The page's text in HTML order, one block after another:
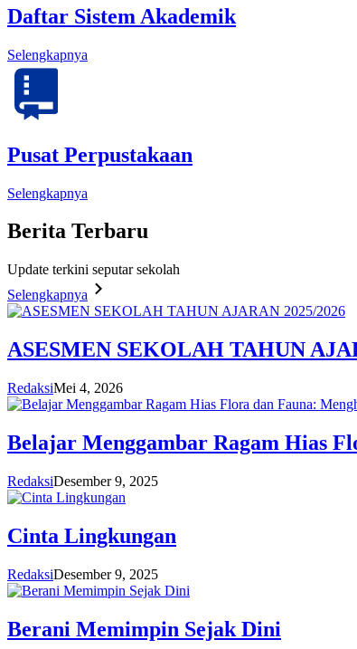
Daftar Sistem Akademik
Selengkapnya
Pusat Perpustakaan
Selengkapnya
Berita Terbaru
Update terkini seputar sekolah
Selengkapnya
ASESMEN SEKOLAH TAHUN
RedaksiMei 4, 2026
Belajar Menggambar Ragam Hias
RedaksiDesember 9, 2025
Cinta Lingkungan
RedaksiDesember 9, 2025
Berani Memimpin Sejak Dini